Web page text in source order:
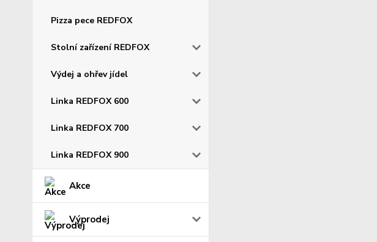
Pizza pece REDFOX
Stolní zařízení REDFOX
Výdej a ohřev jídel
Linka REDFOX 600
Linka REDFOX 700
Linka REDFOX 900
Akce
Výprodej